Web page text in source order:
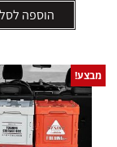
הוספה לסל
מבצע!